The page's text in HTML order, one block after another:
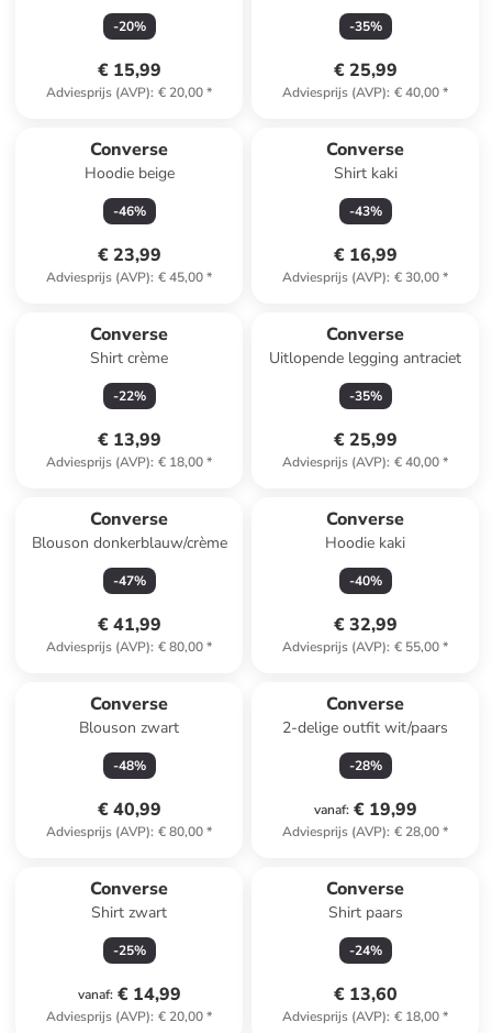
-20%
€ 15,99
Adviesprijs (AVP): € 20,00*
-35%
€ 25,99
Adviesprijs (AVP): € 40,00*
Converse
Hoodie beige
-46%
€ 23,99
Adviesprijs (AVP): € 45,00*
Converse
Shirt kaki
-43%
€ 16,99
Adviesprijs (AVP): € 30,00*
Converse
Shirt crème
-22%
€ 13,99
Adviesprijs (AVP): € 18,00*
Converse
Uitlopende legging antraciet
-35%
€ 25,99
Adviesprijs (AVP): € 40,00*
Converse
Blouson donkerblauw/crème
-47%
€ 41,99
Adviesprijs (AVP): € 80,00*
Converse
Hoodie kaki
-40%
€ 32,99
Adviesprijs (AVP): € 55,00*
Converse
Blouson zwart
-48%
€ 40,99
Adviesprijs (AVP): € 80,00*
Converse
2-delige outfit wit/paars
-28%
vanaf: € 19,99
Adviesprijs (AVP): € 28,00*
Converse
Shirt zwart
-25%
vanaf: € 14,99
Adviesprijs (AVP): € 20,00*
Converse
Shirt paars
-24%
€ 13,60
Adviesprijs (AVP): € 18,00*